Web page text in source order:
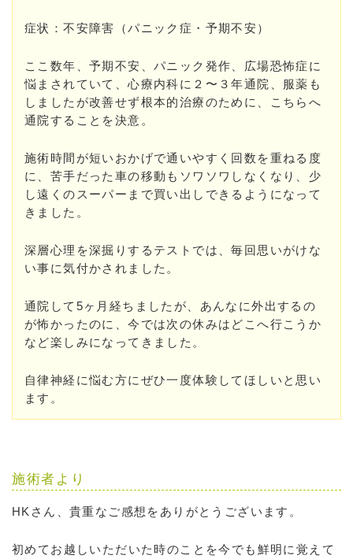
症状：不安障害（パニック症・予期不安）
ここ数年、予期不安、パニック発作、広場恐怖症に
悩まされていて、心療内科に２〜３年通院、服薬も
しましたが改善せず根本的治療のために、こちらへ
通院することを決意。
施術時間が短いおかげで通いやすく回数を重ねる度
に、苦手だった車の移動もソワソワしなくなり、少
し遠くのスーパーまで買い出しできるようになって
きました。
深層心理を深掘りするテストでは、毎回思いがけな
い事に気付かされました。
通院して5ヶ月経ちましたが、あんなに外出するの
が怖かったのに、今では次の休みはどこへ行こうか
など楽しみになってきました。
自律神経に悩む方にぜひ一度体験してほしいと思い
ます。
施術者より
HKさん、貴重なご感想をありがとうございます。
初めてお越しいただいた時のことを今でも鮮明に覚えて